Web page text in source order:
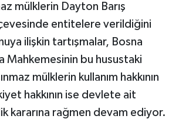
mülklerin Dayton Barış
entitelere verildiğini
ilişkin tartışmalar, Bosna
Mahkemesinin bu husustaki
mülklerin kullanım hakkının
hakkının ise devlete ait
kararına rağmen devam ediyor.